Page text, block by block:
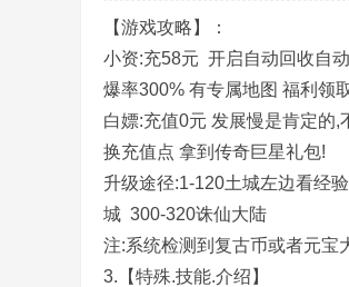
【游戏攻略】：
小资:充58元 开启自动回收自
爆率300% 有专属地图 福利领
白嫖:充值0元 发展慢是肯定的
换充值点 拿到传奇巨星礼包!
升级途径:1-120土城左边看经
城 300-320诛仙大陆
注:系统检测到复古币或者元宝
3.【特殊.技能.介绍】